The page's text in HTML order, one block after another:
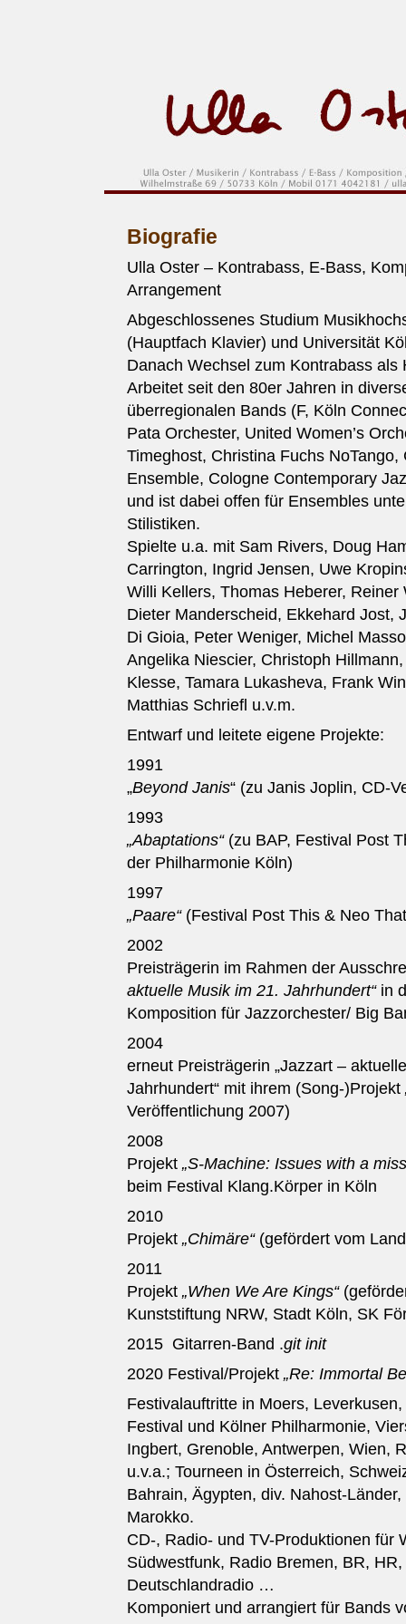
Biografie
Ulla Oster – Kontrabass, E-Bass,
Arrangement
Abgeschlossenes Studium
(Hauptfach Klavier) und Universität
Danach Wechsel zum Kontrabass als
Arbeitet seit den 80er Jahren in
überregionalen Bands (F, Köln
Pata Orchester, United Women’s
Timeghost, Christina Fuchs NoTango,
Ensemble, Cologne Contemporary
und ist dabei offen für Ensembles
Stilistiken.
Spielte u.a. mit Sam Rivers, Doug
Carrington, Ingrid Jensen, Uwe
Willi Kellers, Thomas Heberer, Reiner
Dieter Manderscheid, Ekkehard Jost,
Di Gioia, Peter Weniger, Michel
Angelika Niescier, Christoph
Klesse, Tamara Lukasheva, Frank
Matthias Schriefl u.v.m.
Entwarf und leitete eigene Projekte:
1991
„Beyond Janis“ (zu Janis Joplin, CD-
1993
„Abaptations“(zu BAP, Festival Post
der Philharmonie Köln)
1997
„Paare“ (Festival Post This & Neo
2002
Preisträgerin im Rahmen der
aktuelle Musik im 21. Jahrhundert“in
Komposition für Jazzorchester/ Big
2004
erneut Preisträgerin „Jazzart –
Jahrhundert“ mit ihrem (Song-)Projekt
Veröffentlichung 2007)
2008
Projekt „S-Machine: Issues with a
beim Festival Klang.Körper in Köln
2010
Projekt „Chimäre“(gefördert vom
2011
Projekt „When We Are Kings“
Kunststiftung NRW, Stadt Köln, SK
2015 Gitarren-Band .git init
2020 Festival/Projekt „Re: Immortal
Festivalauftritte in Moers,
Festival und Kölner Philharmonie,
Ingbert, Grenoble, Antwerpen, Wien,
u.v.a.; Tourneen in Österreich,
Bahrain, Ägypten, div. Nahost-
Marokko.
CD-, Radio- und TV-Produktionen für
Südwestfunk, Radio Bremen, BR,
Deutschlandradio …
Komponiert und arrangiert für Bands